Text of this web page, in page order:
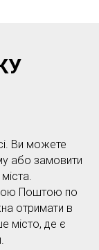
Ви можете
або замовити
Поштою по
отримати в
місто, де є